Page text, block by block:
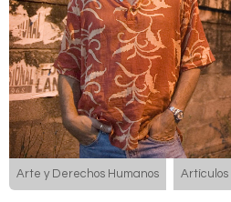
Arte y Derechos Humanos Artículos